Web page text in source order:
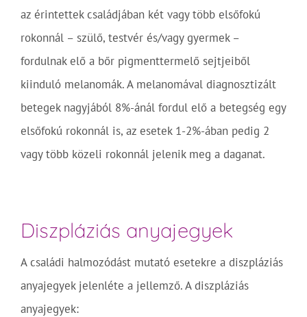
az érintettek családjában két vagy több elsőfokú
rokonnál – szülő, testvér és/vagy gyermek –
fordulnak elő a bőr pigmenttermelő sejtjeiből
kiinduló melanomák. A melanomával diagnosztizált
betegek nagyjából 8%-ánál fordul elő a betegség egy
elsőfokú rokonnál is, az esetek 1-2%-ában pedig 2
vagy több közeli rokonnál jelenik meg a daganat.
Diszpláziás anyajegyek
A családi halmozódást mutató esetekre a diszpláziás
anyajegyek jelenléte a jellemző. A diszpláziás
anyajegyek: